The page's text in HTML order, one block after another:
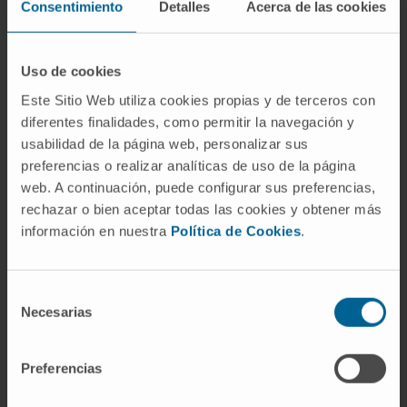
Consentimiento Detalles Acerca de las cookies
Uso de cookies
Este Sitio Web utiliza cookies propias y de terceros con
diferentes finalidades, como permitir la navegación y
usabilidad de la página web, personalizar sus
preferencias o realizar analíticas de uso de la página
web. A continuación, puede configurar sus preferencias,
rechazar o bien aceptar todas las cookies y obtener más
información en nuestra Política de Cookies.
Necesarias
Preferencias
Innovación en salud
Los Premios de Innovación Científica para
Jóvenes Investigadores de la Fundación Pfizer
están dirigidos a investigadores españoles de
hasta 40 años, cuyos trabajos hayan sido
publicados en revistas científicas y que hayan
demostrado el uso innovador de tecnologías para
el desarrollo del conocimiento científico en el
campo de la salud humana.
convocatoria reconoce la categoría de
recaído en Adrià Cañellas, investigador del IRB de
Barcelona, por su trabajo sobre la eficacia de la